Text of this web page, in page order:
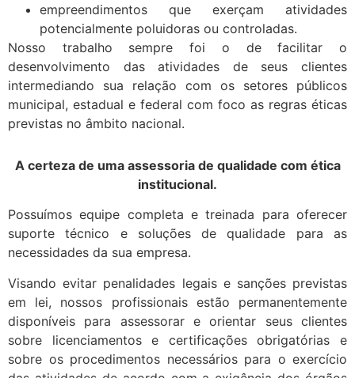
empreendimentos que exerçam atividades
potencialmente poluidoras ou controladas.
Nosso trabalho sempre foi o de facilitar o
desenvolvimento das atividades de seus clientes
intermediando sua relação com os setores públicos
municipal, estadual e federal com foco as regras éticas
previstas no âmbito nacional.
A certeza de uma assessoria de qualidade com ética
institucional.
Possuímos equipe completa e treinada para oferecer
suporte técnico e soluções de qualidade para as
necessidades da sua empresa.
Visando evitar penalidades legais e sanções previstas
em lei, nossos profissionais estão permanentemente
disponíveis para assessorar e orientar seus clientes
sobre licenciamentos e certificações obrigatórias e
sobre os procedimentos necessários para o exercício